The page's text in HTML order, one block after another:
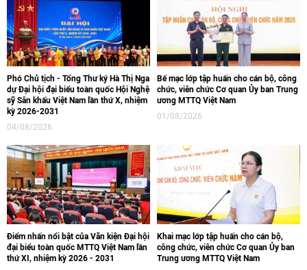
Phó Chủ tịch - Tổng Thư ký Hà Thị Nga
dự Đại hội đại biểu toàn quốc Hội Nghệ
sỹ Sân khấu Việt Nam lần thứ X, nhiệm
kỳ 2026-2031
04/08/2026
Bế mạc lớp tập huấn cho cán bộ, công
chức, viên chức Cơ quan Ủy ban Trung
ương MTTQ Việt Nam
01/08/2026
Điểm nhấn nổi bật của Văn kiện Đại hội
đại biểu toàn quốc MTTQ Việt Nam lần
thứ XI, nhiệm kỳ 2026 - 2031
Khai mạc lớp tập huấn cho cán bộ,
công chức, viên chức Cơ quan Ủy ban
Trung ương MTTQ Việt Nam